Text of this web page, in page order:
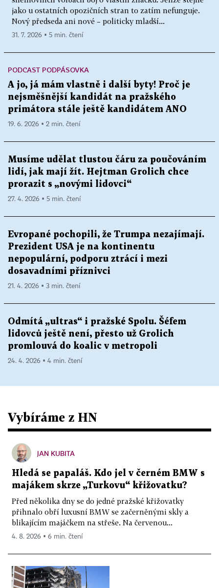
jako u ostatních opozičních stran to zatím nefunguje.
Nový předseda ani nové – politicky mladší...
31. 7. 2026 ▪ 5 min. čtení
PODCAST PODPÁSOVKA
A jo, já mám vlastně i další byty! Proč je
nejsměšnější kandidát na pražského
primátora stále ještě kandidátem ANO
19. 6. 2026 ▪ 2 min. čtení
Musíme udělat tlustou čáru za poučováním
lidí, jak mají žít. Hejtman Grolich chce
prorazit s „novými lidovci“
27. 4. 2026 ▪ 5 min. čtení
Evropané pochopili, že Trumpa nezajímají.
Prezident USA je na kontinentu
nepopulární, podporu ztrácí i mezi
dosavadními příznivci
21. 4. 2026 ▪ 3 min. čtení
Odmítá „ultras“ i pražské Spolu. Šéfem
lidovců ještě není, přesto už Grolich
promlouvá do koalic v metropoli
24. 4. 2026 ▪ 4 min. čtení
Vybíráme z HN
JAN KUBITA
Hledá se papaláš. Kdo jel v černém BMW s
majákem skrze „Turkovu“ křižovatku?
Před několika dny se do jedné pražské křižovatky
přihnalo obří luxusní BMW se začerněnými skly a
blikajícím majáčkem na střeše. Na červenou...
4. 8. 2026 ▪ 6 min. čtení